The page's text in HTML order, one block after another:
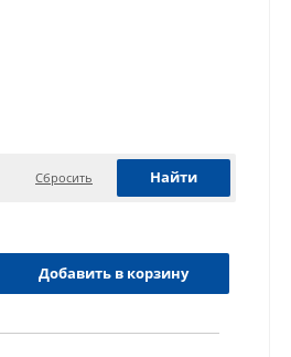
Сбросить
Добавить в корзину